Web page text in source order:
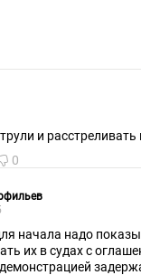
и расстреливать
0
начала надо
их в судах с